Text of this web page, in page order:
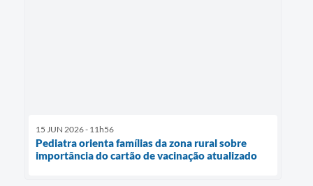
15 JUN 2026 - 11h56
Pediatra orienta famílias da zona rural sobre
importância do cartão de vacinação atualizado